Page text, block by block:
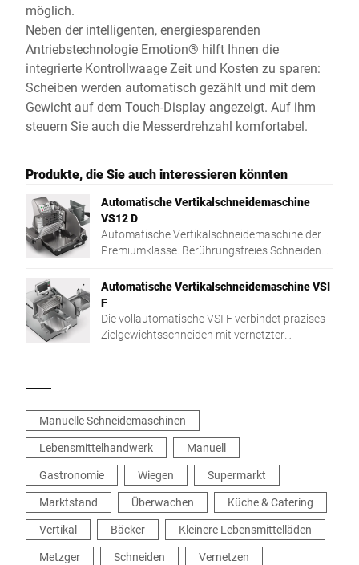
möglich.
Neben der intelligenten, energiesparenden
Antriebstechnologie Emotion® hilft Ihnen die
integrierte Kontrollwaage Zeit und Kosten zu sparen:
Scheiben werden automatisch gezählt und mit dem
Gewicht auf dem Touch-Display angezeigt. Auf ihm
steuern Sie auch die Messerdrehzahl komfortabel.
Produkte, die Sie auch interessieren könnten
Automatische Vertikalschneidemaschine
VS12 D
Automatische Vertikalschneidemaschine der
Premiumklasse. Berührungsfreies Schneiden
Präsentation.
Automatische Vertikalschneidemaschine VSI
F
Die vollautomatische VSI F verbindet präzises
Zielgewichtsschneiden mit vernetzter
Manuelle Schneidemaschinen
Lebensmittelhandwerk
Manuell
Gastronomie
Wiegen
Supermarkt
Marktstand
Überwachen
Küche & Catering
Vertikal
Bäcker
Kleinere Lebensmittelläden
Metzger
Schneiden
Vernetzen